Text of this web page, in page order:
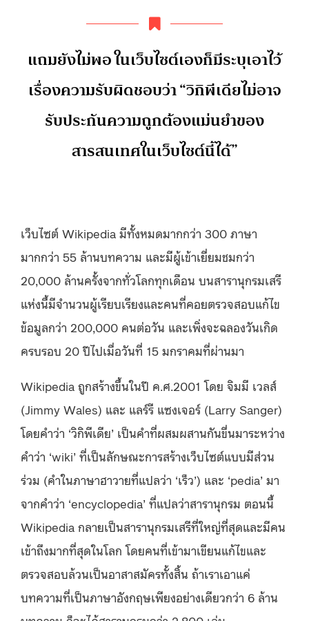
แถมยังไม่พอ ในเว็บไซต์เองก็มีระบุเอาไว้
เรื่องความรับผิดชอบว่า “วิกิพีเดียไม่อาจ
รับประกันความถูกต้องแม่นยำของ
สารสนเทศในเว็บไซต์นี้ได้”
เว็บไซต์ Wikipedia มีทั้งหมดมากกว่า 300 ภาษา
มากกว่า 55 ล้านบทความ และมีผู้เข้าเยี่ยมชมกว่า
20,000 ล้านครั้งจากทั่วโลกทุกเดือน บนสารานุกรมเสรี
แห่งนี้มีจำนวนผู้เรียบเรียงและคนที่คอยตรวจสอบแก้ไข
ข้อมูลกว่า 200,000 คนต่อวัน และเพิ่งจะฉลองวันเกิด
ครบรอบ 20 ปีไปเมื่อวันที่ 15 มกราคมที่ผ่านมา
Wikipedia ถูกสร้างขึ้นในปี ค.ศ.2001 โดย จิมมี เวลส์
(Jimmy Wales) และ แลร์รี แซงเจอร์ (Larry Sanger)
โดยคำว่า ‘วิกิพีเดีย’ เป็นคำที่ผสมผสานกันขึ่นมาระหว่าง
คำว่า ‘wiki’ ที่เป็นลักษณะการสร้างเว็บไซต์แบบมีส่วน
ร่วม (คำในภาษาฮาวายที่แปลว่า ‘เร็ว’) และ ‘pedia’ มา
จากคำว่า ‘encyclopedia’ ที่แปลว่าสารานุกรม ตอนนี้
Wikipedia กลายเป็นสารานุกรมเสรีที่ใหญ่ที่สุดและมีคน
เข้าถึงมากที่สุดในโลก โดยคนที่เข้ามาเขียนแก้ไขและ
ตรวจสอบล้วนเป็นอาสาสมัครทั้งสิ้น ถ้าเราเอาแค่
บทความที่เป็นภาษาอังกฤษเพียงอย่างเดียวกว่า 6 ล้าน